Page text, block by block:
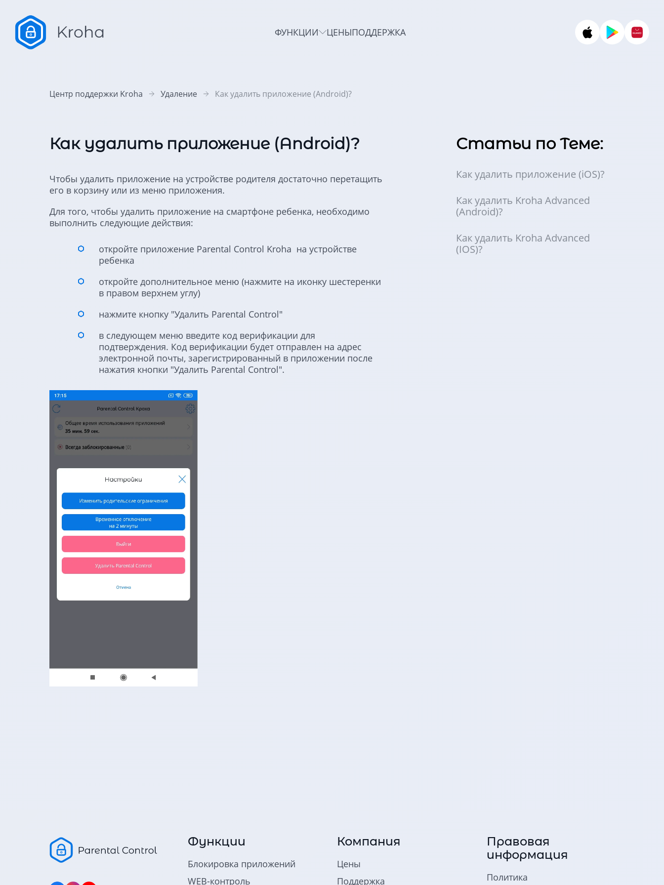
ФУНКЦИИ ЦЕНЫПОДДЕРЖКА
Центр поддержки Kroha Удаление Как удалить приложение (Android)?
Как удалить приложение (Android)?
Чтобы удалить приложение на устройстве родителя достаточно перетащить
его в корзину или из меню приложения.
Для того, чтобы удалить приложение на смартфоне ребенка, необходимо
выполнить следующие действия:
откройте приложение Parental Control Kroha на устройстве
ребенка
откройте дополнительное меню (нажмите на иконку шестеренки
в правом верхнем углу)
нажмите кнопку "Удалить Parental Control"
в следующем меню введите код верификации для
подтверждения. Код верификации будет отправлен на адрес
электронной почты, зарегистрированный в приложении после
нажатия кнопки "Удалить Parental Control".
Статьи по Теме:
Как удалить приложение (iOS)?
Как удалить Kroha Advanced
(Android)?
Как удалить Kroha Advanced
(IOS)?
Функции
Блокировка приложений
WEB-контроль
Компания
Цены
Поддержка
Правовая
информация
Политика